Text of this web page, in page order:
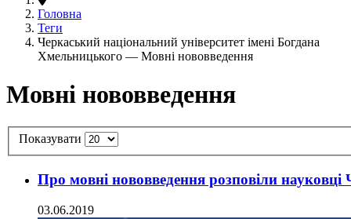
Головна
Теги
Черкаський національний університет імені Богдана
Хмельницького — Мовні нововведення
Мовні нововведення
Показувати
Про мовні нововведення розповіли
03.06.2019